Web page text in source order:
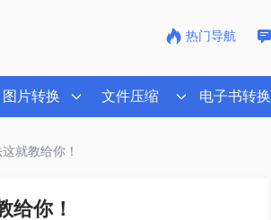
热门导航
图片转换 文件压缩 电子书转换
就教给你！
给你！